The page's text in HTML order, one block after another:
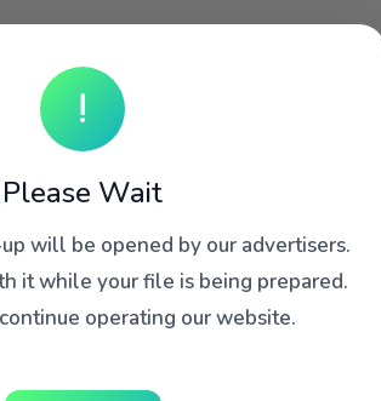
!
Please Wait
will be opened by our advertisers.
it while your file is being prepared.
operating our website.